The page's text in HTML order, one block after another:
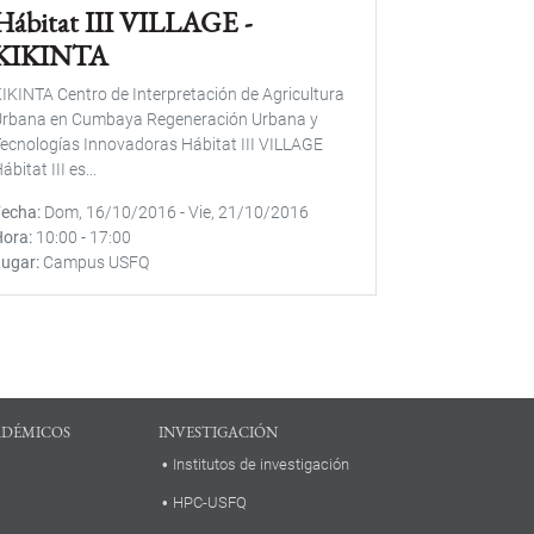
III VILLAGE -
Centro de Interpretación de Agricultura
en Cumbaya Regeneración Urbana y
Innovadoras Hábitat III VILLAGE
III es...
Dom, 16/10/2016 -Vie, 21/10/2016
10:00 - 17:00
Campus USFQ
INVESTIGACIÓN
Institutos de investigación
HPC-USFQ